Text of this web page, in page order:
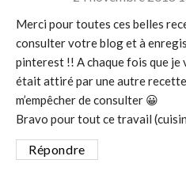
Merci pour toutes ces belles
consulter votre blog et à
pinterest !! A chaque fois que je
était attiré par une autre recette
m’empêcher de consulter 😀
Bravo pour tout ce travail
Répondre